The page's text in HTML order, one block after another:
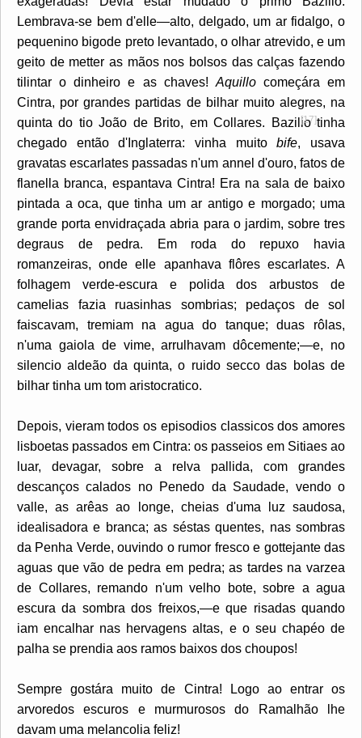
Lembrava-se bem d'elle—alto, delgado, um ar fidalgo, o
pequenino bigode preto levantado, o olhar atrevido, e um
geito de metter as mãos nos bolsos das calças fazendo
tilintar o dinheiro e as chaves! Aquillocomeçára em
Cintra, por grandes partidas de bilhar muito alegres, na
quinta do tio João
[17]
de Brito, em Collares. Bazilio tinha
chegado então d'Inglaterra: vinha muitobife, usava
gravatas escarlates passadas n'um annel d'ouro, fatos de
flanella branca, espantava Cintra! Era na sala de baixo
pintada a oca, que tinha um ar antigo e morgado; uma
grande porta envidraçada abria para o jardim, sobre tres
degraus de pedra. Em roda do repuxo havia
romanzeiras, onde elle apanhava flôres escarlates. A
folhagem verde-escura e polida dos arbustos de
camelias fazia ruasinhas sombrias; pedaços de sol
faiscavam, tremiam na agua do tanque; duas rôlas,
n'uma gaiola de vime, arrulhavam dôcemente;—e, no
silencio aldeão da quinta, o ruido secco das bolas de
bilhar tinha um tom aristocratico.
Depois, vieram todos os episodios classicos dos amores
lisboetas passados em Cintra: os passeios em Sitiaes ao
luar, devagar, sobre a relva pallida, com grandes
descanços calados no Penedo da Saudade, vendo o
valle, as arêas ao longe, cheias d'uma luz saudosa,
idealisadora e branca; as séstas quentes, nas sombras
da Penha Verde, ouvindo o rumor fresco e gottejante das
aguas que vão de pedra em pedra; as tardes na varzea
de Collares, remando n'um velho bote, sobre a agua
escura da sombra dos freixos,—e que risadas quando
iam encalhar nas hervagens altas, e o seu chapéo de
palha se prendia aos ramos baixos dos choupos!
Sempre gostára muito de Cintra! Logo ao entrar os
arvoredos escuros e murmurosos do Ramalhão lhe
davam uma melancolia feliz!